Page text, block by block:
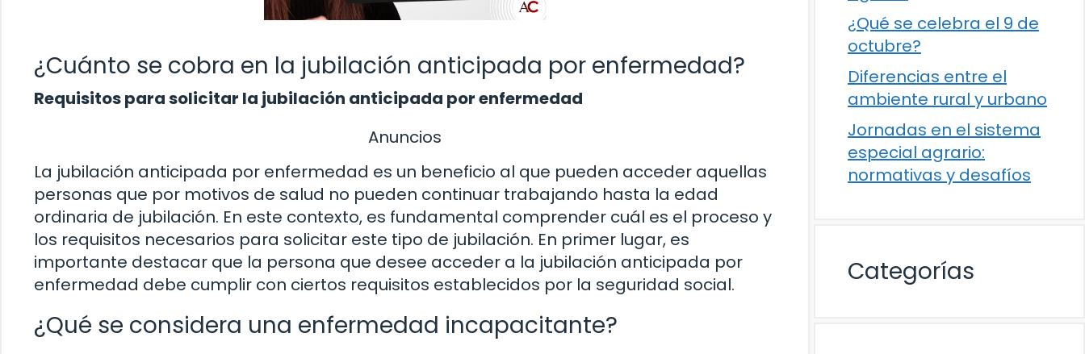
¿Cuánto se cobra en la jubilación anticipada por enfermedad?
Requisitos para solicitar la jubilación anticipada por enfermedad
Anuncios
La jubilación anticipada por enfermedad es un beneficio al que pueden acceder aquellas
personas que por motivos de salud no pueden continuar trabajando hasta la edad
ordinaria de jubilación. En este contexto, es fundamental comprender cuál es el proceso y
los requisitos necesarios para solicitar este tipo de jubilación. En primer lugar, es
importante destacar que la persona que desee acceder a la jubilación anticipada por
enfermedad debe cumplir con ciertos requisitos establecidos por la seguridad social.
¿Qué se considera una enfermedad incapacitante?
¿Qué se celebra el 9 de
octubre?
Diferencias entre el
ambiente rural y urbano
Jornadas en el sistema
especial agrario:
normativas y desafíos
Categorías